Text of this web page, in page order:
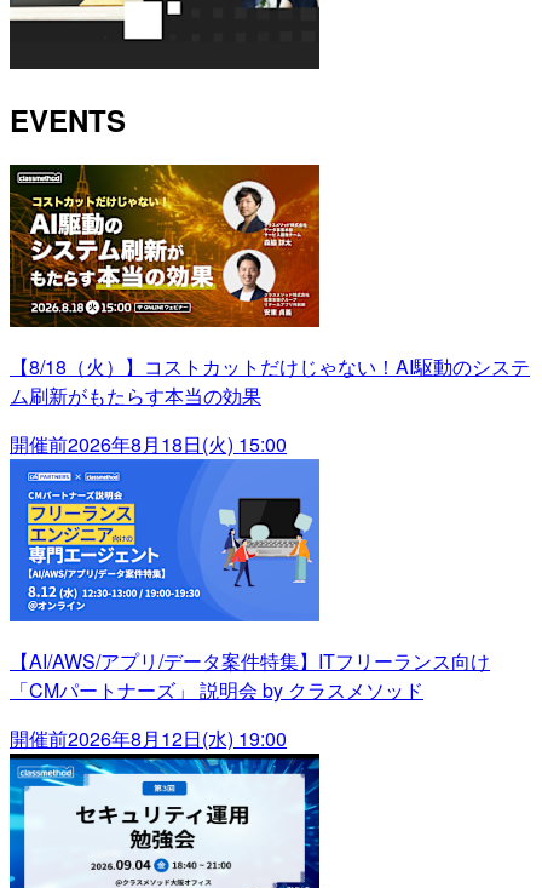
EVENTS
【8/18（火）】コストカットだけじゃない！AI駆動のシステ
ム刷新がもたらす本当の効果
開催前2026年8月18日(火) 15:00
【AI/AWS/アプリ/データ案件特集】ITフリーランス向け
「CMパートナーズ」 説明会 by クラスメソッド
開催前2026年8月12日(水) 19:00